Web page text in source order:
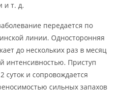
и т. д.
передается по
линии. Односторонняя
до нескольких раз в месяц
интенсивностью. Приступ
суток и сопровождается
сильных запахов